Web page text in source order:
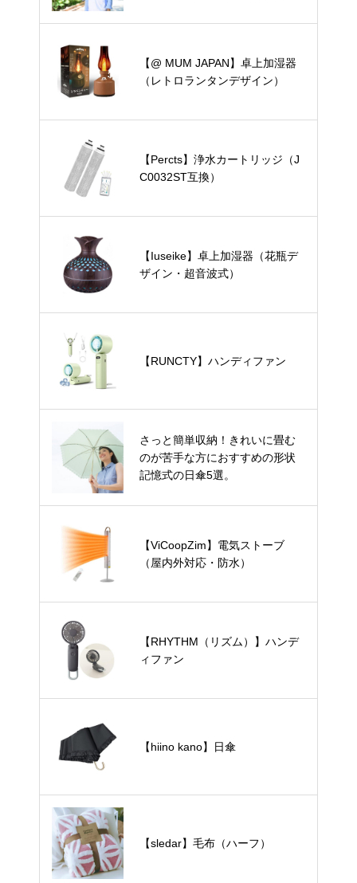
【@ MUM JAPAN】卓上加湿器
（レトロランタンデザイン）
【Percts】浄水カートリッジ（J
C0032ST互換）
【Iuseike】卓上加湿器（花瓶デ
ザイン・超音波式）
【RUNCTY】ハンディファン
さっと簡単収納！きれいに畳む
のが苦手な方におすすめの形状
記憶式の日傘5選。
【ViCoopZim】電気ストーブ
（屋内外対応・防水）
【RHYTHM（リズム）】ハンデ
ィファン
【hiino kano】日傘
【sledar】毛布（ハーフ）